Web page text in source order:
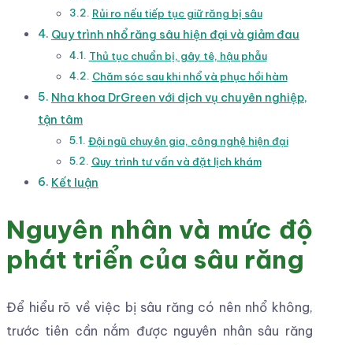
Rủi ro nếu tiếp tục giữ răng bị sâu
Quy trình nhổ răng sâu hiện đại và giảm đau
Thủ tục chuẩn bị, gây tê, hậu phẫu
Chăm sóc sau khi nhổ và phục hồi hàm
Nha khoa DrGreen với dịch vụ chuyên nghiệp,
tận tâm
Đội ngũ chuyên gia, công nghệ hiện đại
Quy trình tư vấn và đặt lịch khám
Kết luận
Nguyên nhân và mức độ
phát triển của sâu răng
Để hiểu rõ về việc bị sâu răng có nên nhổ không,
trước tiên cần nắm được nguyên nhân sâu răng